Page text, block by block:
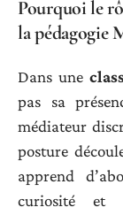
Pourquoi le
la pédagogie
Dans une
pas sa
médiateur
posture
apprend
curiosité et